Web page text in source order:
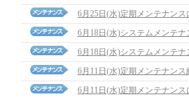
6月25日(水)定期メンテナンス
6月18日(水)システムメンテ
6月18日(水)システムメンテナ
6月11日(水)定期メンテナン
6月11日(水)定期メンテナンス